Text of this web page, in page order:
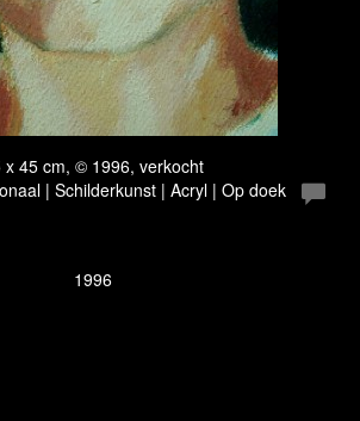
x 45 cm, © 1996, verkocht
| Schilderkunst | Acryl | Op doek
1996